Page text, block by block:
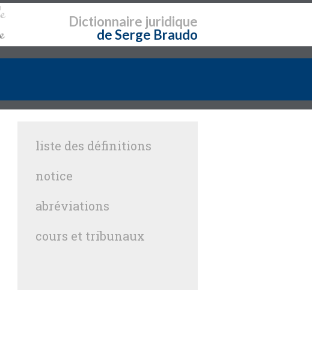
Dictionnaire juridique
de Serge Braudo
liste des définitions
notice
abréviations
cours et tribunaux